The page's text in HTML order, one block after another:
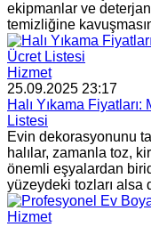
ekipmanlar ve
temizliğine
Hizmet
25.09.2025 23:17
Halı Yıkama
Listesi
Evin dekorasyonunu
halılar, zamanla toz,
önemli eşyalardan
yüzeydeki tozları alsa
Hizmet